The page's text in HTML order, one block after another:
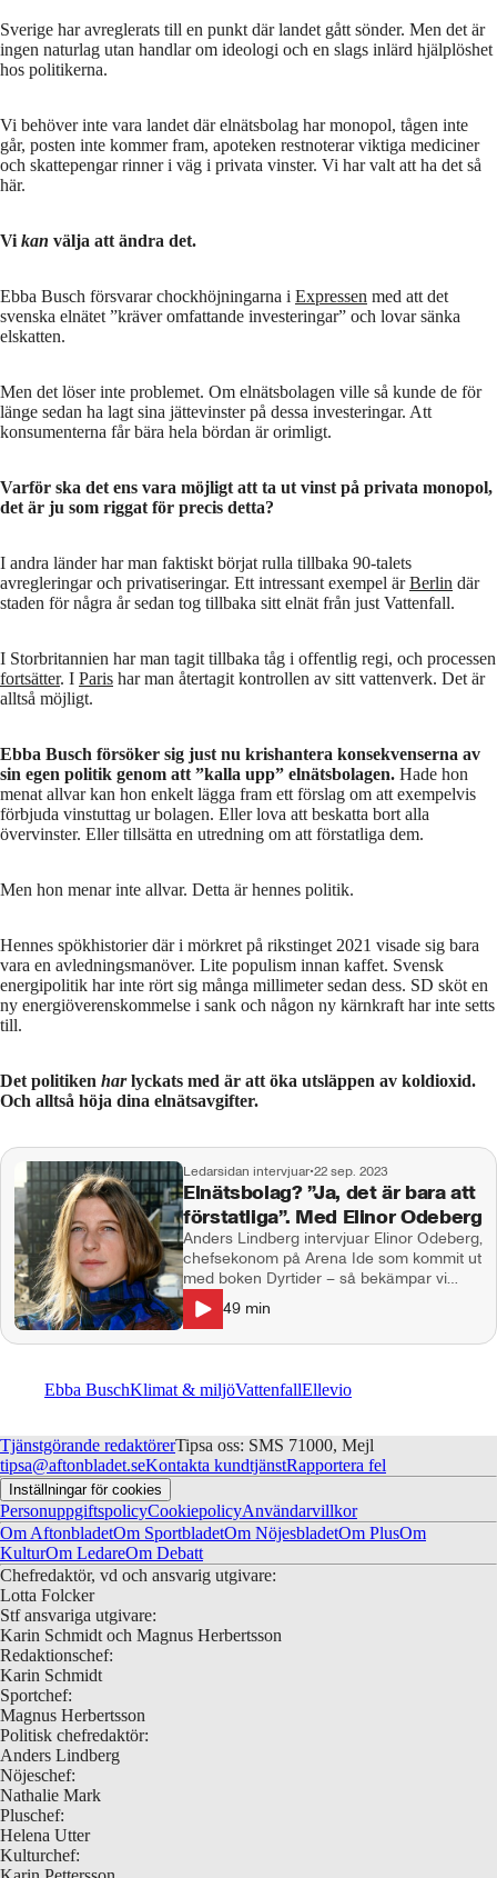
Sverige har avreglerats till en punkt där landet gått sönder. Men det är
ingen naturlag utan handlar om ideologi och en slags inlärd hjälplöshet
hos politikerna.
Vi behöver inte vara landet där elnätsbolag har monopol, tågen inte
går, posten inte kommer fram, apoteken restnoterar viktiga mediciner
och skattepengar rinner i väg i privata vinster. Vi har valt att ha det så
här.
Vi kan välja att ändra det.
Ebba Busch försvarar chockhöjningarna i Expressen med att det
svenska elnätet ”kräver omfattande investeringar” och lovar sänka
elskatten.
Men det löser inte problemet. Om elnätsbolagen ville så kunde de för
länge sedan ha lagt sina jättevinster på dessa investeringar. Att
konsumenterna får bära hela bördan är orimligt.
Varför ska det ens vara möjligt att ta ut vinst på privata monopol,
det är ju som riggat för precis detta?
I andra länder har man faktiskt börjat rulla tillbaka 90-talets
avregleringar och privatiseringar. Ett intressant exempel ärBerlin där
staden för några år sedan tog tillbaka sitt elnät från just Vattenfall.
I Storbritannien har man tagit tillbaka tåg i offentlig regi, och processen
fortsätter. I Paris har man återtagit kontrollen av sitt vattenverk. Det är
alltså möjligt.
Ebba Busch försöker sig just nu krishantera konsekvenserna av
sin egen politik genom att ”kalla upp” elnätsbolagen. Hade hon
menat allvar kan hon enkelt lägga fram ett förslag om att exempelvis
förbjuda vinstuttag ur bolagen. Eller lova att beskatta bort alla
övervinster. Eller tillsätta en utredning om att förstatliga dem.
Men hon menar inte allvar. Detta är hennes politik.
Hennes spökhistorier där i mörkret på rikstinget 2021 visade sig bara
vara en avledningsmanöver. Lite populism innan kaffet. Svensk
energipolitik har inte rört sig många millimeter sedan dess. SD sköt en
ny energiöverenskommelse i sank och någon ny kärnkraft har inte setts
till.
Det politiken harlyckats med är att öka utsläppen av koldioxid.
Och alltså höja dina elnätsavgifter.
Ledarsidan intervjuar•22 sep. 2023
Elnätsbolag? ”Ja, det är bara att
förstatliga”. Med Elinor Odeberg
Anders Lindberg intervjuar Elinor Odeberg,
chefsekonom på Arena Ide som kommit ut
med boken Dyrtider – så bekämpar vi
inflationen (Atlas 2023)
49 min
Ebba BuschKlimat & miljöVattenfallEllevio
Tjänstgörande redaktörerTipsa oss: SMS 71000, Mejl
tipsa@aftonbladet.seKontakta kundtjänstRapportera fel
Inställningar för cookies
PersonuppgiftspolicyCookiepolicyAnvändarvillkor
Om AftonbladetOm SportbladetOm NöjesbladetOm PlusOm
KulturOm LedareOm Debatt
Chefredaktör, vd och ansvarig utgivare:
Lotta Folcker
Stf ansvariga utgivare:
Karin Schmidt och Magnus Herbertsson
Redaktionschef:
Karin Schmidt
Sportchef:
Magnus Herbertsson
Politisk chefredaktör:
Anders Lindberg
Nöjeschef:
Nathalie Mark
Pluschef:
Helena Utter
Kulturchef: